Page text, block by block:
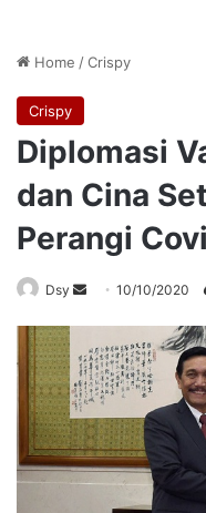
Home /Crispy
Crispy
Diplomasi
dan Cina
Perangi
Dsy
Send10/10/2020